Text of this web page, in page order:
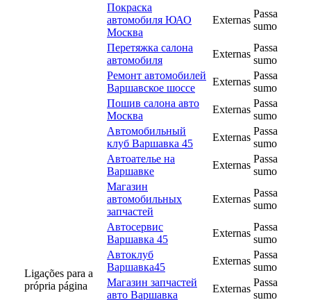
Ligações para a
própria página
Покраска
автомобиля ЮАО
Москва
Externas
Passa
sumo
Перетяжка салона
автомобиля
Externas
Passa
sumo
Ремонт автомобилей
Варшавское шоссе
Externas
Passa
sumo
Пошив салона авто
Москва
Externas
Passa
sumo
Автомобильный
клуб Варшавка 45
Externas
Passa
sumo
Автоателье на
Варшавке
Externas
Passa
sumo
Магазин
автомобильных
запчастей
Externas
Passa
sumo
Автосервис
Варшавка 45
Externas
Passa
sumo
Автоклуб
Варшавка45
Externas
Passa
sumo
Магазин запчастей
авто Варшавка
Externas
Passa
sumo